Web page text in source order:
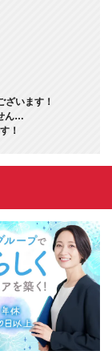
ざいます！
ん…
！